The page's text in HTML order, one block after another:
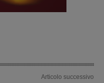
Articolo successivo